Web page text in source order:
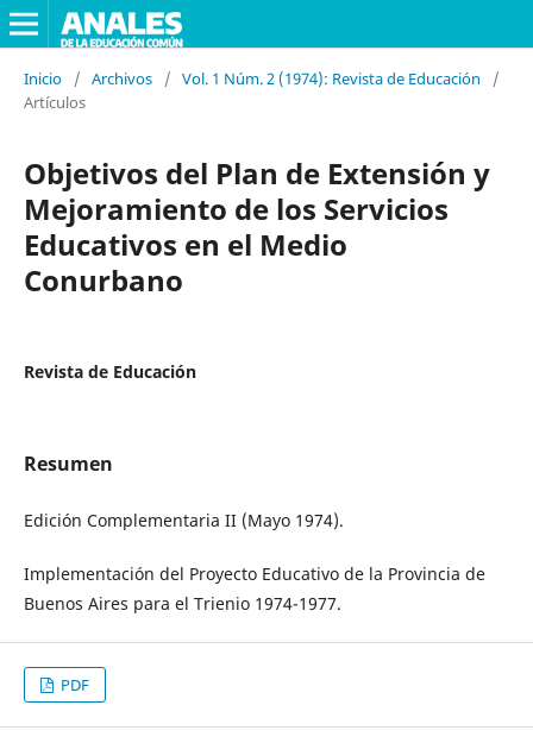
Inicio / Archivos / Vol. 1 Núm. 2 (1974): Revista de Educación
/
Artículos
Objetivos del Plan de Extensión y
Mejoramiento de los Servicios
Educativos en el Medio
Conurbano
Revista de Educación
Resumen
Edición Complementaria II (Mayo 1974).
Implementación del Proyecto Educativo de la Provincia de
Buenos Aires para el Trienio 1974-1977.
PDF